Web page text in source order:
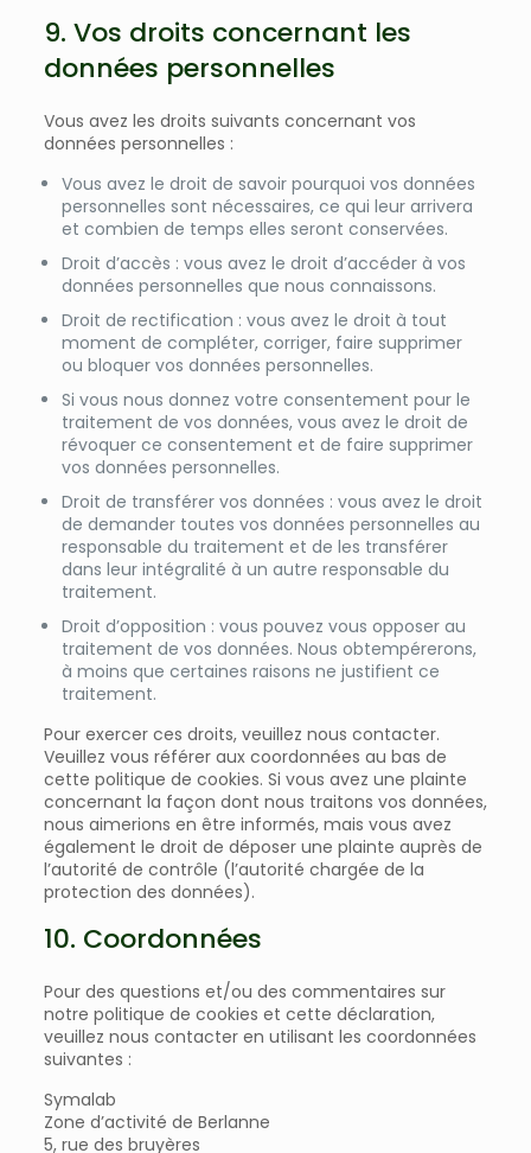
9. Vos droits concernant les
données personnelles
Vous avez les droits suivants concernant vos
données personnelles :
Vous avez le droit de savoir pourquoi vos données
personnelles sont nécessaires, ce qui leur arrivera
et combien de temps elles seront conservées.
Droit d’accès : vous avez le droit d’accéder à vos
données personnelles que nous connaissons.
Droit de rectification : vous avez le droit à tout
moment de compléter, corriger, faire supprimer
ou bloquer vos données personnelles.
Si vous nous donnez votre consentement pour le
traitement de vos données, vous avez le droit de
révoquer ce consentement et de faire supprimer
vos données personnelles.
Droit de transférer vos données : vous avez le droit
de demander toutes vos données personnelles au
responsable du traitement et de les transférer
dans leur intégralité à un autre responsable du
traitement.
Droit d’opposition : vous pouvez vous opposer au
traitement de vos données. Nous obtempérerons,
à moins que certaines raisons ne justifient ce
traitement.
Pour exercer ces droits, veuillez nous contacter.
Veuillez vous référer aux coordonnées au bas de
cette politique de cookies. Si vous avez une plainte
concernant la façon dont nous traitons vos données,
nous aimerions en être informés, mais vous avez
également le droit de déposer une plainte auprès de
l’autorité de contrôle (l’autorité chargée de la
protection des données).
10. Coordonnées
Pour des questions et/ou des commentaires sur
notre politique de cookies et cette déclaration,
veuillez nous contacter en utilisant les coordonnées
suivantes :
Symalab
Zone d’activité de Berlanne
5, rue des bruyères